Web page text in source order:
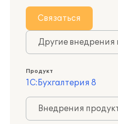
Связаться
Другие внедрения
Продукт
1С:Бухгалтерия 8
Внедрения